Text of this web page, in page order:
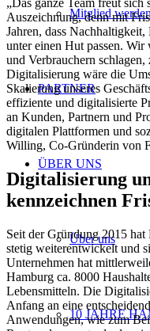
Mitglied
PARTNER
ÜBER UNS
Über uns
10 JAHRE
„Das ganze Team freut sich
Auszeichnung, denn mit
Jahren, dass
unter einen Hut passen.
und Verbrauchern
Digitalisierung wäre die
Skalierung unseres
effiziente und digitalisierte
an Kunden, Partnern und
digitalen Plattformen und
Willing, Co-Gründerin von
Digitalisierung
kennzeichnen
Seit der Gründung 2015
stetig weiterentwickelt und
Unternehmen hat
Hamburg ca. 8000
Lebensmitteln. Die
Anfang an eine
Anwendungen, wie zum